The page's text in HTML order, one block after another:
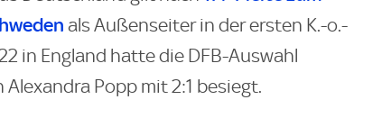
als Außenseiter in der ersten K.-o.-
in England hatte die DFB-Auswahl
Popp mit 2:1 besiegt.